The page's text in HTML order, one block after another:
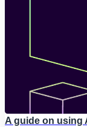
A guide on using